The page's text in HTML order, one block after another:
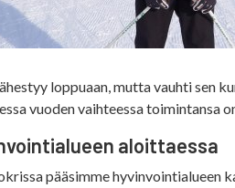
loppuaan, mutta vauhti sen
vuoden vaihteessa toimintansa
aloittaessa
pääsimme hyvinvointialueen